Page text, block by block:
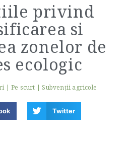
privind
si
zonelor de
ecologic
|Pe scurt |Subvenții agricole
Twitter